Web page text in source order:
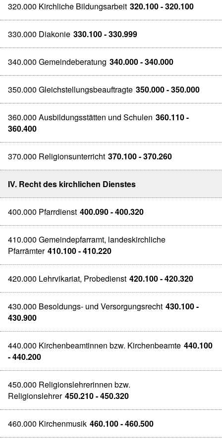
320.000 Kirchliche Bildungsarbeit 320.100 - 320.100
330.000 Diakonie 330.100 - 330.999
340.000 Gemeindeberatung 340.000 - 340.000
350.000 Gleichstellungsbeauftragte 350.000 - 350.000
360.000 Ausbildungsstätten und Schulen 360.110 -
360.400
370.000 Religionsunterricht 370.100 - 370.260
IV. Recht des kirchlichen Dienstes
400.000 Pfarrdienst 400.090 - 400.320
410.000 Gemeindepfarramt, landeskirchliche
Pfarrämter 410.100 - 410.220
420.000 Lehrvikariat, Probedienst 420.100 - 420.320
430.000 Besoldungs- und Versorgungsrecht 430.100 -
430.900
440.000 Kirchenbeamtinnen bzw. Kirchenbeamte 440.100
- 440.200
450.000 Religionslehrerinnen bzw.
Religionslehrer 450.210 - 450.320
460.000 Kirchenmusik 460.100 - 460.500